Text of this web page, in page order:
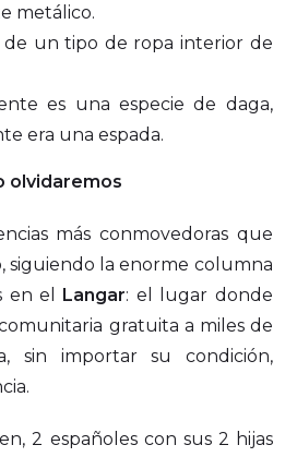
metálico.
de un tipo de ropa interior de
es una especie de daga,
era una espada.
olvidaremos
más conmovedoras que
siguiendo la enorme columna
en el Langar: el lugar donde
gratuita a miles de
sin importar su condición,
2 españoles con sus 2 hijas